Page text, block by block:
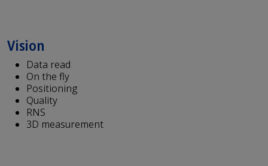
Vision
Data read
On the fly
Positioning
Quality
RNS
3D measurement